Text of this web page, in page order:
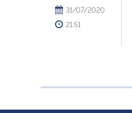
31/07/2020
21:51